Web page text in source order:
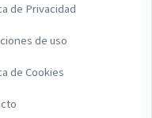
de Privacidad
de uso
de Cookies